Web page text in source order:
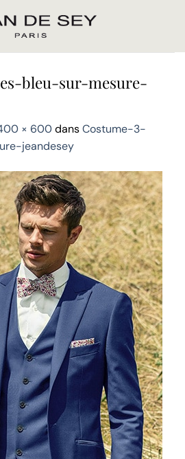
bleu-sur-mesure-
× 600dansCostume-3-
jeandesey